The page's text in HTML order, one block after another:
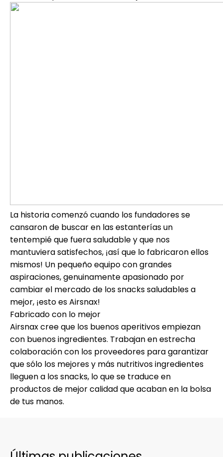
La historia comenzó cuando los fundadores se
cansaron de buscar en las estanterías un
tentempié que fuera saludable y que nos
mantuviera satisfechos, ¡así que lo fabricaron ellos
mismos! Un pequeño equipo con grandes
aspiraciones, genuinamente apasionado por
cambiar el mercado de los snacks saludables a
mejor, ¡esto es Airsnax!
Fabricado con lo mejor
Airsnax cree que los buenos aperitivos empiezan
con buenos ingredientes. Trabajan en estrecha
colaboración con los proveedores para garantizar
que sólo los mejores y más nutritivos ingredientes
lleguen a los snacks, lo que se traduce en
productos de mejor calidad que acaban en la bolsa
de tus manos.